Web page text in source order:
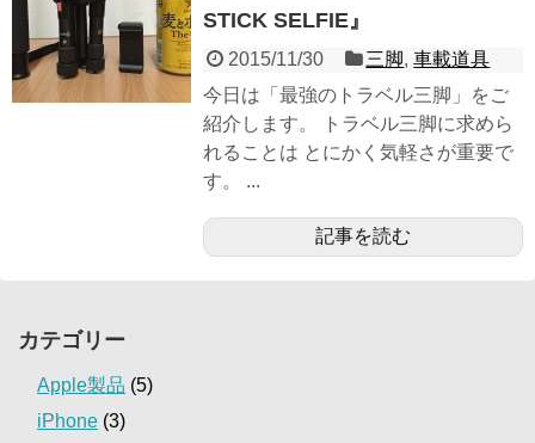
STICK SELFIE』
2015/11/30 三脚,車載道具
今日は「最強のトラベル三脚」をご
紹介します。 トラベル三脚に求めら
れることは とにかく気軽さが重要で
す。 ...
記事を読む
カテゴリー
Apple製品 (5)
iPhone (3)